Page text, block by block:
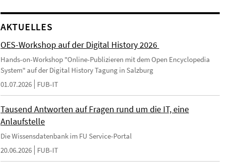
AKTUELLES
OES-Workshop auf der Digital History 2026
Hands-on-Workshop "Online-Publizieren mit dem Open Encyclopedia
System" auf der Digital History Tagung in Salzburg
01.07.2026
FUB-IT
Tausend Antworten auf Fragen rund um die IT, eine
Anlaufstelle
Die Wissensdatenbank im FU Service-Portal
20.06.2026
FUB-IT